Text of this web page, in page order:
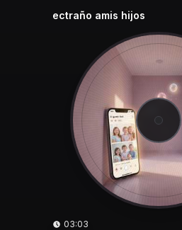
ectraño amis hijos
03:03